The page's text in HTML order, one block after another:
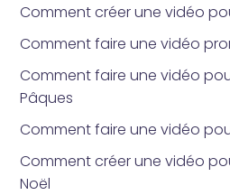
Comment créer une vidéo
Comment faire une vidéo
Comment faire une vidéo
Pâques
Comment faire une vidéo
Comment créer une vidéo
Noël